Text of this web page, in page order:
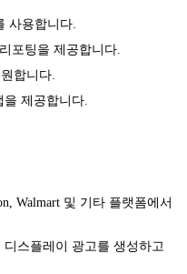
사용합니다.
포팅을 제공합니다.
합니다.
제공합니다.
Walmart 및 기타 플랫폼에서
스플레이 광고를 생성하고